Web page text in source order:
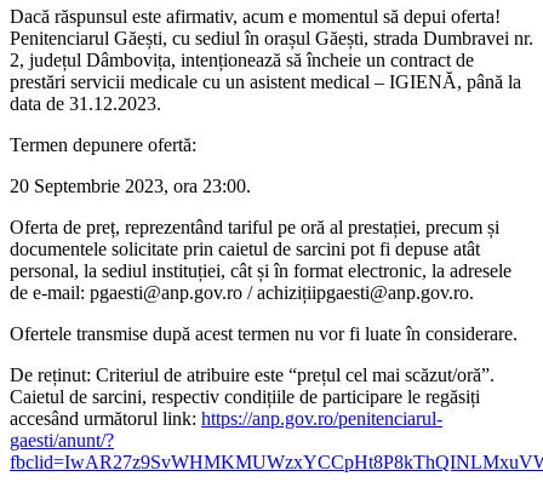
Dacă răspunsul este afirmativ, acum e momentul să depui oferta!
Penitenciarul Găești, cu sediul în orașul Găești, strada Dumbravei nr.
2, județul Dâmbovița, intenționează să încheie un contract de
prestări servicii medicale cu un asistent medical – IGIENĂ, până la
data de 31.12.2023.
Termen depunere ofertă:
20 Septembrie 2023, ora 23:00.
Oferta de preț, reprezentând tariful pe oră al prestației, precum și
documentele solicitate prin caietul de sarcini pot fi depuse atât
personal, la sediul instituției, cât și în format electronic, la adresele
de e-mail: pgaesti@anp.gov.ro / achizițiipgaesti@anp.gov.ro.
Ofertele transmise după acest termen nu vor fi luate în considerare.
De reținut: Criteriul de atribuire este “prețul cel mai scăzut/oră”.
Caietul de sarcini, respectiv condițiile de participare le regăsiți
accesând următorul link: https://anp.gov.ro/penitenciarul-
gaesti/anunt/?